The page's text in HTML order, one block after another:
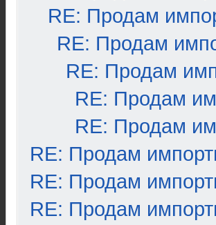
RE: Продам
RE: Продам
RE: Продам
RE: Продам
RE: Продам
RE: Продам
RE: Продам
RE: Продам